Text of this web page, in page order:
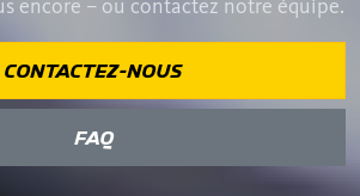
encore – ou contactez notre équipe.
CONTACTEZ-NOUS
FAQ